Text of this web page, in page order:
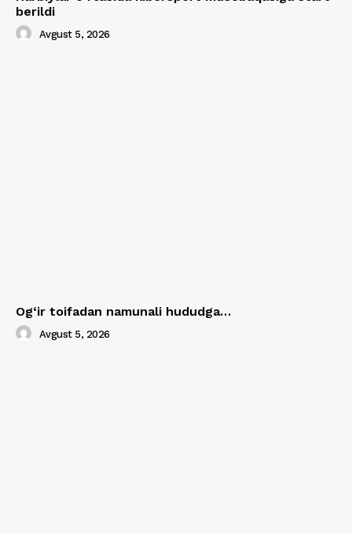
berildi
Avgust 5, 2026
Og‘ir toifadan namunali hududga…
Avgust 5, 2026